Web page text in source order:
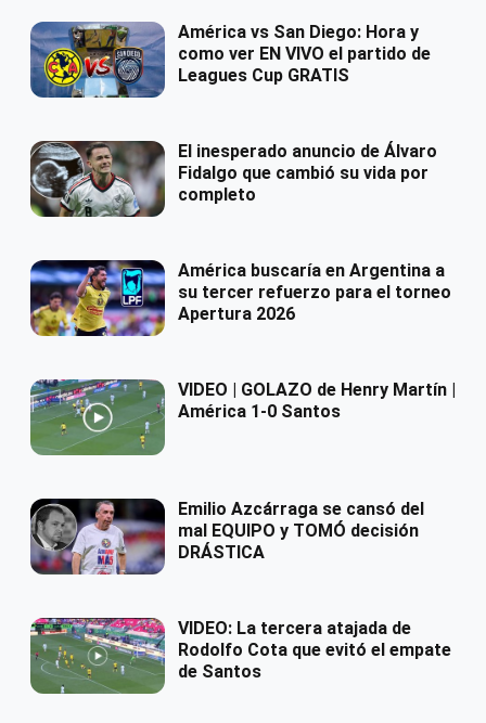
América vs San Diego: Hora y
como ver EN VIVO el partido de
Leagues Cup GRATIS
El inesperado anuncio de Álvaro
Fidalgo que cambió su vida por
completo
América buscaría en Argentina a
su tercer refuerzo para el torneo
Apertura 2026
VIDEO | GOLAZO de Henry Martín |
América 1-0 Santos
Emilio Azcárraga se cansó del
mal EQUIPO y TOMÓ decisión
DRÁSTICA
VIDEO: La tercera atajada de
Rodolfo Cota que evitó el empate
de Santos